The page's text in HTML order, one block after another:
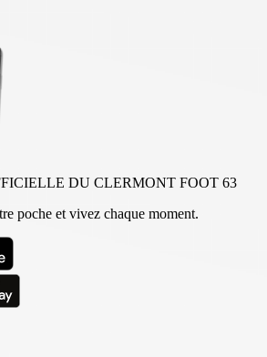
DU CLERMONT FOOT 63
poche et vivez chaque moment.